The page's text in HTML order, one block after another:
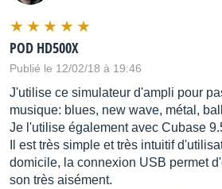
POD HD500X
Publié le 12/02/18 à 19:46
J'utilise ce simulateur d'ampli pour
musique: blues, new wave, métal,
Je l'utilise également avec Cubase
Il est très simple et très intuitif
domicile, la connexion USB permet
son très aisément.